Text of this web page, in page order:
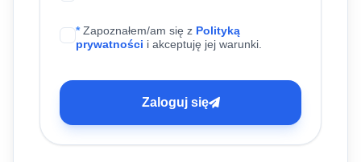
*Zapoznałem/am się z Polityką
prywatności i akceptuję jej warunki.
Zaloguj się